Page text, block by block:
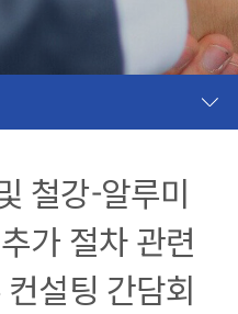
철강-알루미
가 절차 관련
설팅 간담회